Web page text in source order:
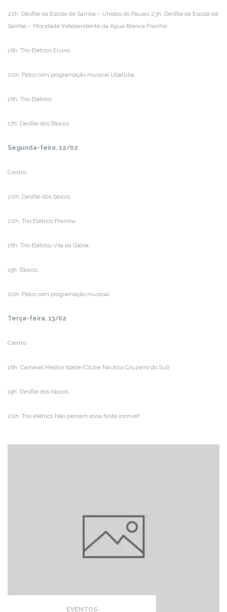
22h: Desfile da Escola de Samba – Unidos do Paulas 23h: Desfile da Escola de
Samba – Mocidade Independente da Água Branca Prainha:
16h: Trio Elétrico Ervino:
20h: Palco com programação musical Ubatuba:
16h: Trio Elétrico
17h: Desfile dos Blocos
Segunda-feira, 12/02
Centro:
20h: Desfile dos blocos
20h: Trio Elétrico Prainha:
16h: Trio Elétrico Vila da Glória:
19h: Blocos
20h: Palco com programação musical
Terça-feira, 13/02
Centro:
16h: Carnaval Melhor Idade (Clube Náutico Cruzeiro do Sul)
19h: Desfile dos blocos
20h: Trio elétrico Não percam essa festa incrível!
EVENTOS